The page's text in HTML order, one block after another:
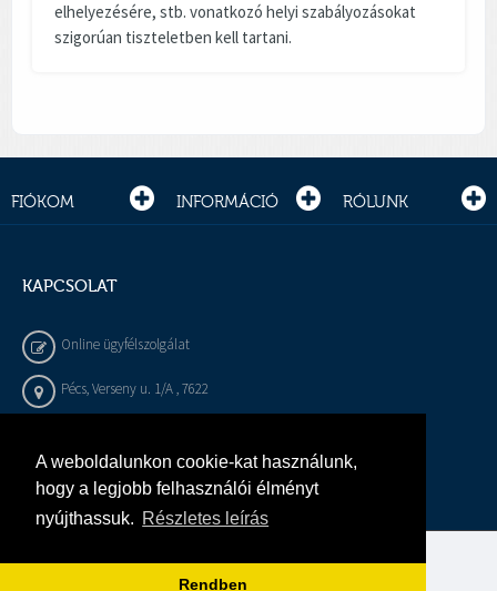
A weboldalunkon cookie-kat használunk,
hogy a legjobb felhasználói élményt
nyújthassuk. Részletes leírás
Rendben
elhelyezésére, stb. vonatkozó helyi szabályozásokat
szigorúan tiszteletben kell tartani.
FIÓKOM INFORMÁCIÓ RÓLUNK
KAPCSOLAT
Online ügyfélszolgálat
Pécs, Verseny u. 1/A , 7622
info@gepeszbolt.hu
Árukereső, a hiteles vásárlási kalauz